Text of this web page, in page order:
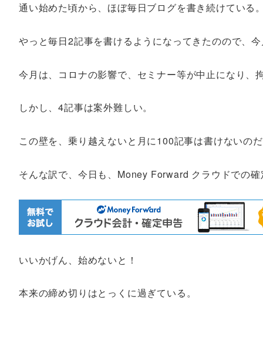
通い始めた頃から、ほぼ毎日ブログを書き続けている
やっと毎日2記事を書けるようになってきたのので、
今月は、コロナの影響で、セミナー等が中止になり
しかし、4記事は案外難しい。
この壁を、乗り越えないと月に100記事は書けないの
そんな訳で、今日も、Money Forward クラウドでの
いいかげん、始めないと！
本来の締め切りはとっくに過ぎている。